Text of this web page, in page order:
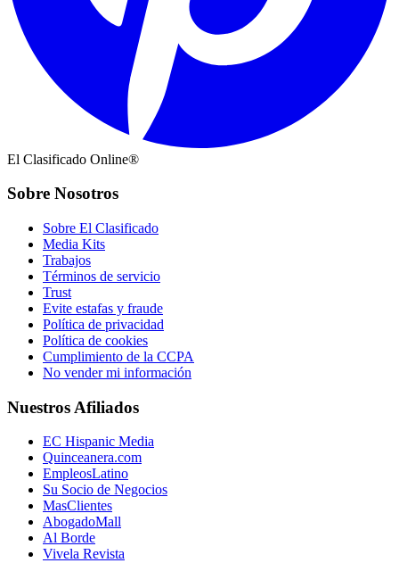
El Clasificado Online®
Sobre Nosotros
Sobre El Clasificado
Media Kits
Trabajos
Términos de servicio
Trust
Evite estafas y fraude
Política de privacidad
Política de cookies
Cumplimiento de la CCPA
No vender mi información
Nuestros Afiliados
EC Hispanic Media
Quinceanera.com
EmpleosLatino
Su Socio de Negocios
MasClientes
AbogadoMall
Al Borde
Vivela Revista